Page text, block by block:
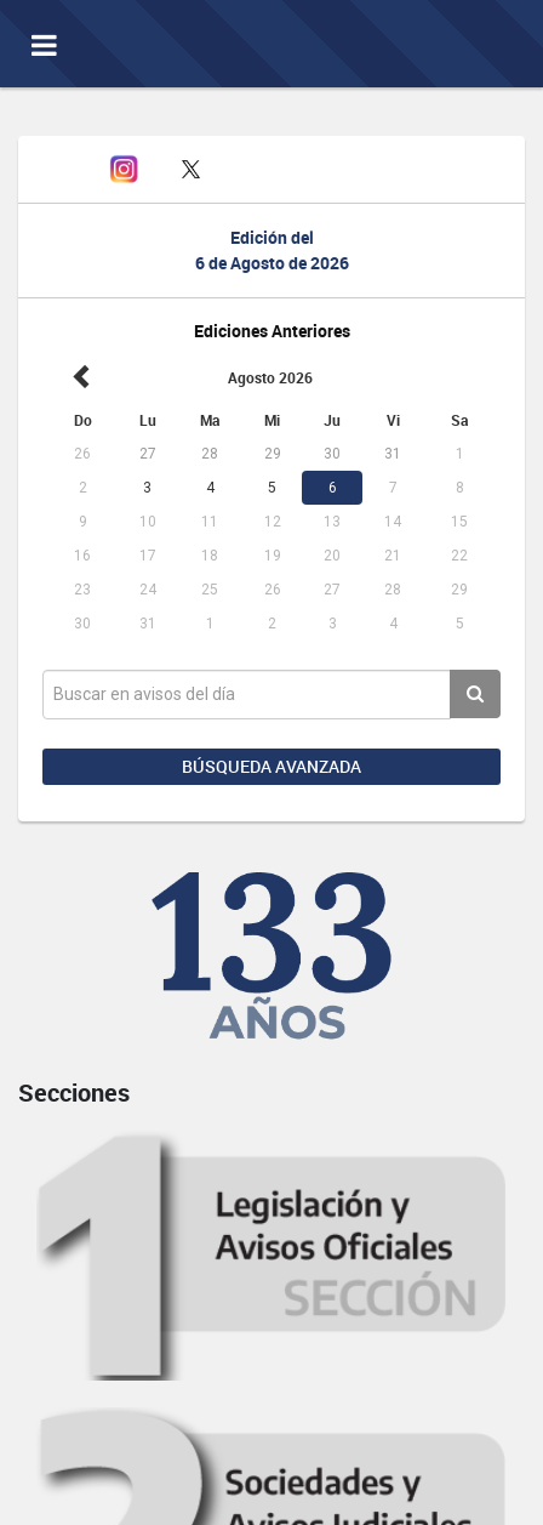
Toggle
navigation
Edición del
6 de Agosto de 2026
Ediciones Anteriores
Agosto 2026
Do Lu Ma Mi Ju Vi Sa
26 27 28 29 30 31
1
2
3 4 5 6 7
8
9
10 11 12 13 14
15
16
17 18 19 20 21
22
23
24 25 26 27 28
29
30
31 1 2 3 4 5
BÚSQUEDA AVANZADA
Secciones